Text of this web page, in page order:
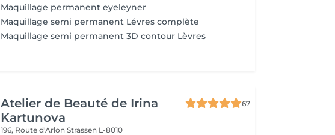
Maquillage permanent eyeleyner
Maquillage semi permanent Lévres complète
Maquillage semi permanent 3D contour Lèvres
Atelier de Beauté de Irina
Kartunova
67
196, Route d'ArlonStrassen L-8010